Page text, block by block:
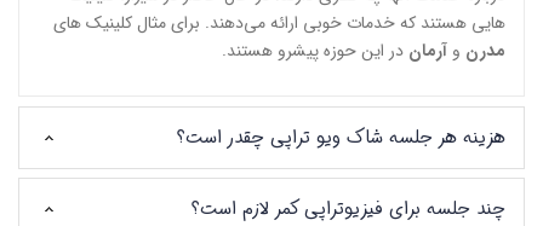
هایی هستند که خدمات خوبی ارائه می‌دهند. برای مثال کلینیک های
مدرن و آرمان در این حوزه پیشرو هستند.
هزینه هر جلسه شاک ویو تراپی چقدر است؟
چند جلسه برای فیزیوتراپی کمر لازم است؟